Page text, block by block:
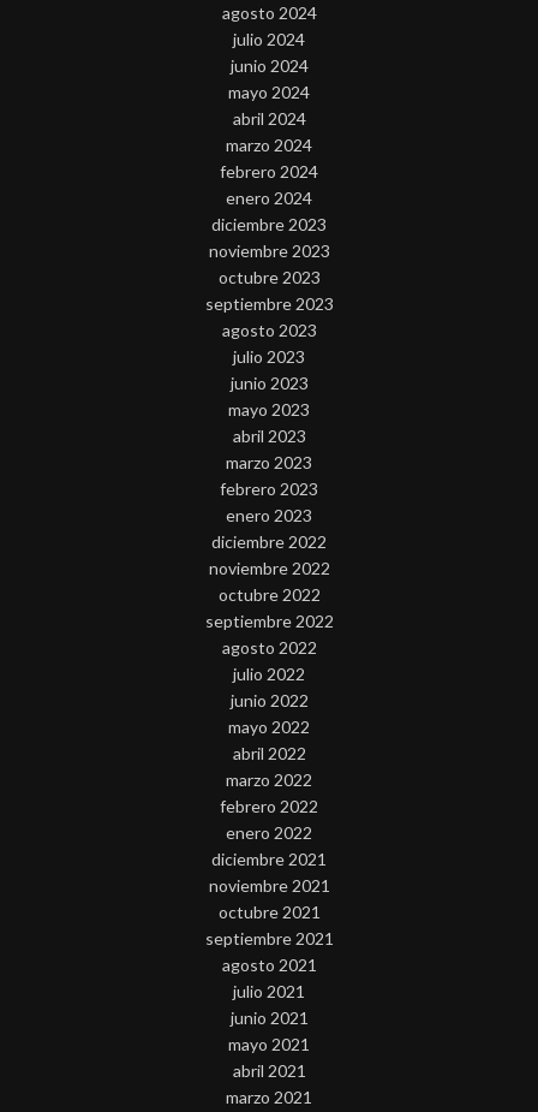
agosto 2024
julio 2024
junio 2024
mayo 2024
abril 2024
marzo 2024
febrero 2024
enero 2024
diciembre 2023
noviembre 2023
octubre 2023
septiembre 2023
agosto 2023
julio 2023
junio 2023
mayo 2023
abril 2023
marzo 2023
febrero 2023
enero 2023
diciembre 2022
noviembre 2022
octubre 2022
septiembre 2022
agosto 2022
julio 2022
junio 2022
mayo 2022
abril 2022
marzo 2022
febrero 2022
enero 2022
diciembre 2021
noviembre 2021
octubre 2021
septiembre 2021
agosto 2021
julio 2021
junio 2021
mayo 2021
abril 2021
marzo 2021